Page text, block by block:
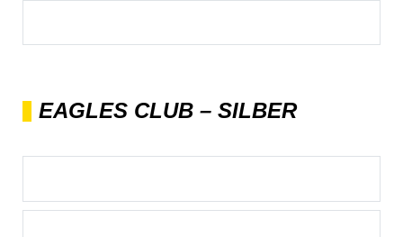
EAGLES CLUB – SILBER